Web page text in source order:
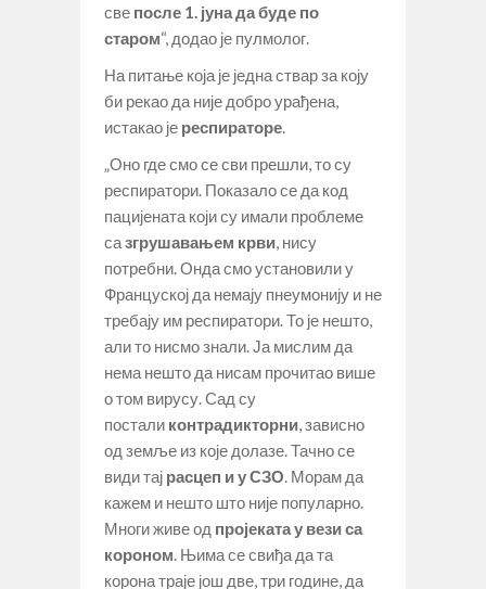
све после 1. јуна да буде по
старом“, додао је пулмолог.
На питање која је једна ствар за коју
би рекао да није добро урађена,
истакао је респираторе
„Оно где смо се сви прешли, то су
респиратори. Показало се да код
пацијената који су имали проблеме
сазгрушавањем крви , нису
потребни. Онда смо установили у
Француској да немају пнеумонију и не
требају им респиратори. То је нешто,
али то нисмо знали. Ја мислим да
нема нешто да нисам прочитао више
о том вирусу. Сад су
постали контрадикторни , зависно
од земље из које долазе. Тачно се
види тај расцеп и у СЗО . Морам да
кажем и нешто што није популарно.
Многи живе од пројеката у вези са
короном . Њима се свиђа да та
корона траје још две, три године, да